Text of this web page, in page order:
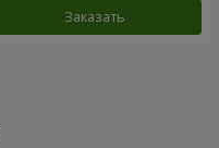
Заказать